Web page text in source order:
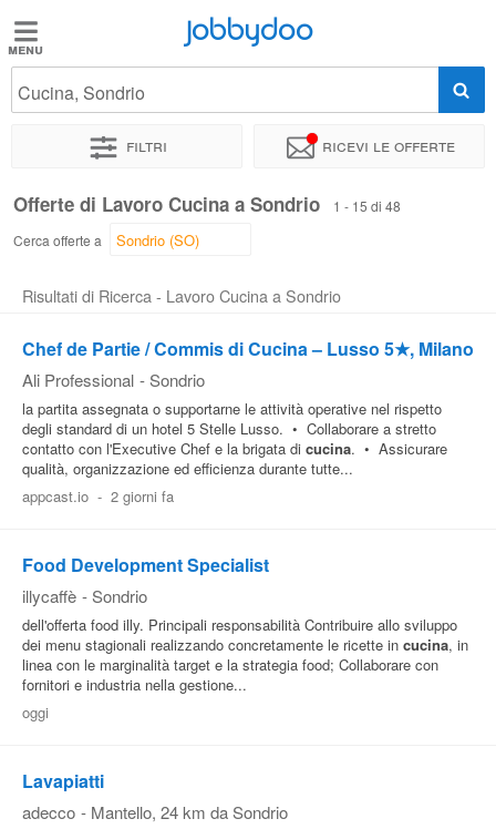
Jobbydoo
Offerte
Stipendi
Elenco
professioni
Blog
Offerte
Area
Aziende
Jobbydoo
Cucina, Sondrio
Filtri Ricevi le offerte
Offerte di Lavoro Cucina a Sondrio
1 - 15 di 48
Cerca offerte a
Risultati di Ricerca - Lavoro Cucina a Sondrio
Chef de Partie / Commis di Cucina – Lusso 5★, Milano
Ali Professional - Sondrio
la partita assegnata o supportarne le attività operative nel rispetto
degli standard di un hotel 5 Stelle Lusso. • Collaborare a stretto
contatto con l'Executive Chef e la brigata di cucina. • Assicurare
qualità, organizzazione ed efficienza durante tutte...
appcast.io - 2 giorni fa
Food Development Specialist
illycaffè - Sondrio
dell'offerta food illy. Principali responsabilità Contribuire allo sviluppo
dei menu stagionali realizzando concretamente le ricette in cucina, in
linea con le marginalità target e la strategia food; Collaborare con
fornitori e industria nella gestione...
oggi
Lavapiatti
adecco - Mantello, 24 km da Sondrio